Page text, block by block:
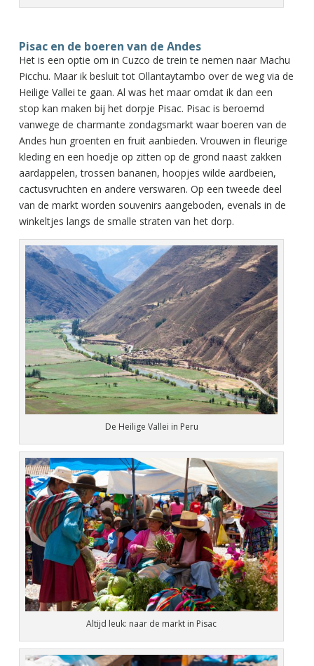
Pisac en de boeren van de Andes
Het is een optie om in Cuzco de trein te nemen naar Machu
Picchu. Maar ik besluit tot Ollantaytambo over de weg via de
Heilige Vallei te gaan. Al was het maar omdat ik dan een
stop kan maken bij het dorpje Pisac. Pisac is beroemd
vanwege de charmante zondagsmarkt waar boeren van de
Andes hun groenten en fruit aanbieden. Vrouwen in fleurige
kleding en een hoedje op zitten op de grond naast zakken
aardappelen, trossen bananen, hoopjes wilde aardbeien,
cactusvruchten en andere verswaren. Op een tweede deel
van de markt worden souvenirs aangeboden, evenals in de
winkeltjes langs de smalle straten van het dorp.
De Heilige Vallei in Peru
Altijd leuk: naar de markt in Pisac